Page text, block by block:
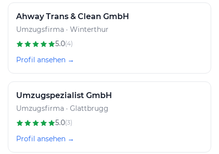
Ahway Trans & Clean GmbH
Umzugsfirma · Winterthur
5.0(4)
Profil ansehen →
Umzugspezialist GmbH
Umzugsfirma · Glattbrugg
5.0(3)
Profil ansehen →